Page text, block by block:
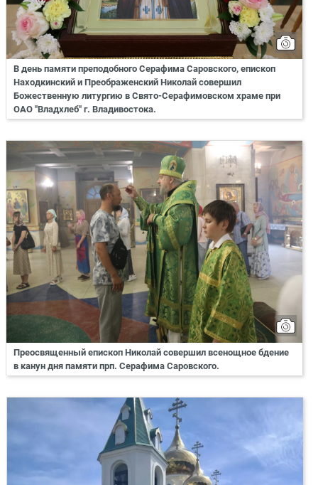
В день памяти преподобного Серафима Саровского, епископ
Находкинский и Преображенский Николай совершил
Божественную литургию в Свято-Серафимовском храме при
ОАО "Владхлеб" г. Владивостока.
Преосвященный епископ Николай совершил всенощное бдение
в канун дня памяти прп. Серафима Саровского.